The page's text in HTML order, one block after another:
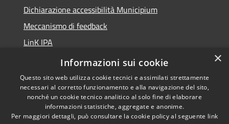
Dichiarazione accessibilità Municipium
Meccanismo di feedback
LinK IPA
Social media policy
Copyright © 2026 • Comune di
Calalzo di Cadore • Powered by
×
Informazioni sui cookie
Questo sito web utilizza cookie tecnici e assimilati strettamente
necessari al corretto funzionamento e alla navigazione del sito,
nonché un cookie tecnico analitico al solo fine di elaborare
informazioni statistiche, aggregate e anonime.
Per maggiori dettagli, può consultare la cookie policy al seguente link